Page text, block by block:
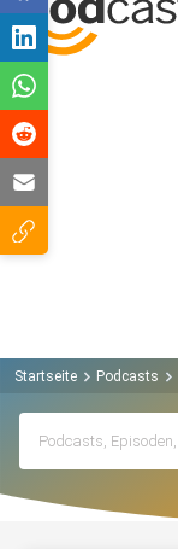
Startseite Podcasts